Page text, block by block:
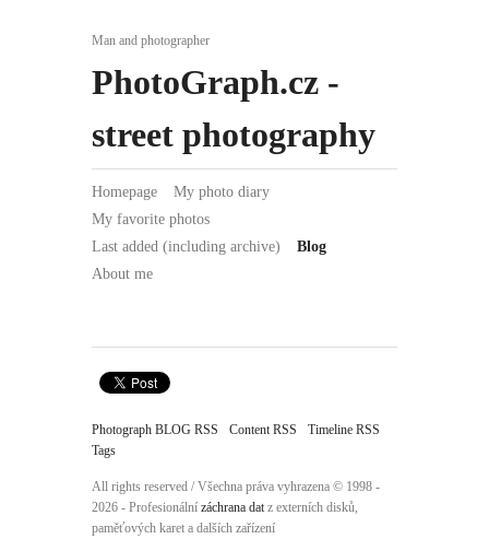
Man and photographer
PhotoGraph.cz -
street photography
Homepage
My photo diary
My favorite photos
Last added (including archive)
Blog
About me
Photograph BLOG RSS Content RSS
Timeline RSS
Tags
All rights reserved / Všechna práva vyhrazena © 1998 -
2026 - Profesionální záchrana datz externích disků,
paměťových karet a dalších zařízení